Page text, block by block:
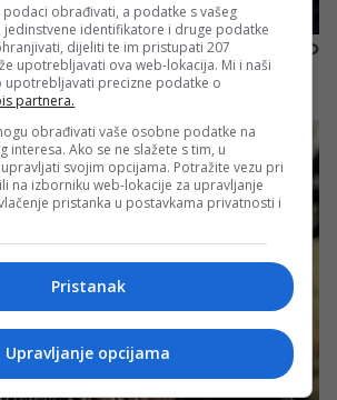
podaci obrađivati, a podatke s vašeg
jedinstvene identifikatore i druge podatke
dijeliti te im pristupati 207
upotrebljavati ova web-lokacija. Mi i naši
upotrebljavati precizne podatke o
partnera.
obrađivati vaše osobne podatke na
interesa. Ako se ne slažete s tim, u
svojim opcijama. Potražite vezu pri
na izborniku web-lokacije za upravljanje
pristanka u postavkama privatnosti i
Pristanak
Upravljanje opcijama